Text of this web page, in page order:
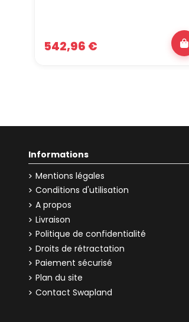
542,96 €
Informations
Mentions légales
Conditions d'utilisation
A propos
Livraison
Politique de confidentialité
Droits de rétractation
Paiement sécurisé
Plan du site
Contact Swapland